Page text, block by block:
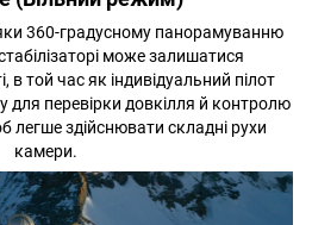
360-градусному панорамуванню
може залишатися
в той час як індивідуальний пілот
для перевірки довкілля й контролю
легше здійснювати складні рухи
камери.